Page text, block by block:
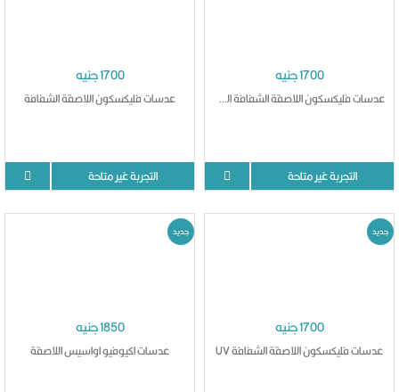
1700 جنيه
عدسات فليكسكون اللاصقة الشفافة الممتدة
التجربة غير متاحة
1700 جنيه
عدسات فليكسكون اللاصقة الشفافة
التجربة غير متاحة
1700 جنيه
عدسات فليكسكون اللاصقة الشفافة UV
جديد
1850 جنيه
عدسات اكيوفيو اواسيس اللاصقة
جديد